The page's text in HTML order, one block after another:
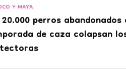
Y MAYA
perros
de caza colapsan